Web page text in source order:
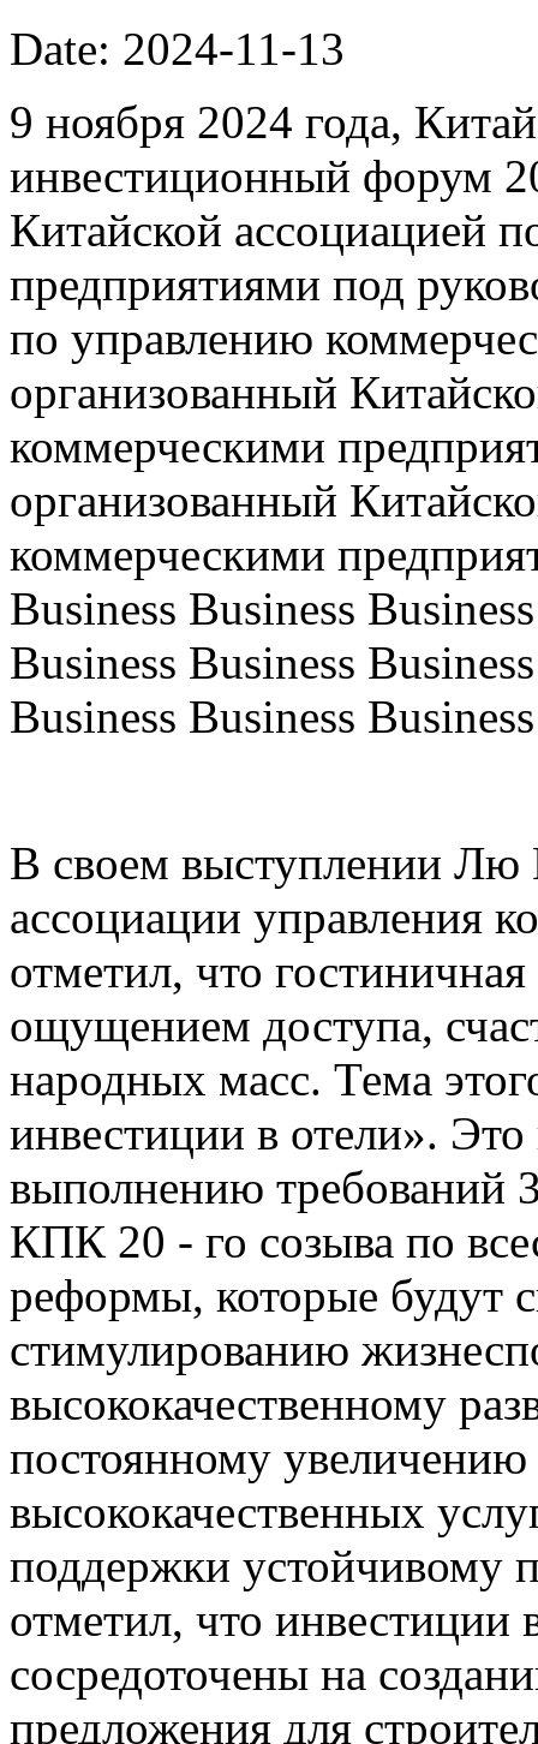
Date: 2024-11-13
9 ноября 2024 года,
инвестиционный форум
Китайской ассоциацией
предприятиями под
по управлению
организованный
коммерческими
организованный
коммерческими
Business Business
Business Business
Business Business
В своем выступлении Лю
ассоциации управления
отметил, что
ощущением доступа,
народных масс. Тема
инвестиции в отели».
выполнению требований
КПК 20 - го созыва по
реформы, которые будут
стимулированию
высококачественному
постоянному
высококачественных
поддержки устойчивому
отметил, что
сосредоточены на
предложения для